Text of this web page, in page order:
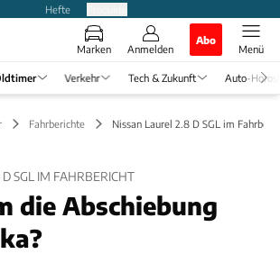
Hefte
Marken Anmelden
Abo
Menü
Verkehr Tech & Zukunft Auto-
Fahrberichte Nissan Laurel 2.8 D SGL im
SGL IM FAHRBERICHT
die Abschiebung